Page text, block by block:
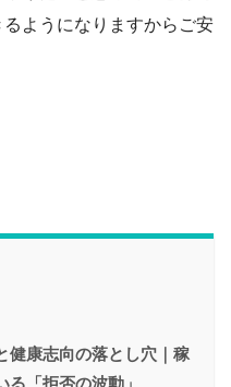
ようになりますからご安
健康志向の落とし穴｜稼